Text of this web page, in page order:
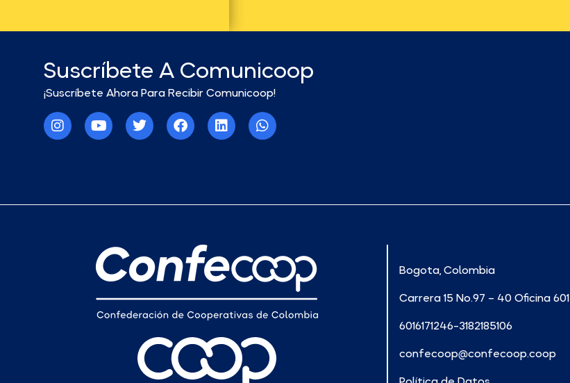
Suscríbete A Comunicoop
¡Suscríbete Ahora Para Recibir Comunicoop!
Bogota, Colombia
Carrera 15 No.97 – 40 Oficina 601
6016171246-3182185106
confecoop@confecoop.coop